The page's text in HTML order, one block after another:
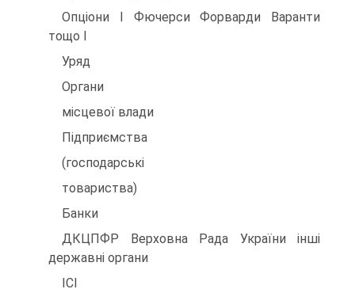
Опціони І Фючерси Форварди Варанти
тощо І
Уряд
Органи
місцевої влади
Підприємства
(господарські
товариства)
Банки
ДКЦПФР Верховна Рада України інші
державні органи
ІСІ